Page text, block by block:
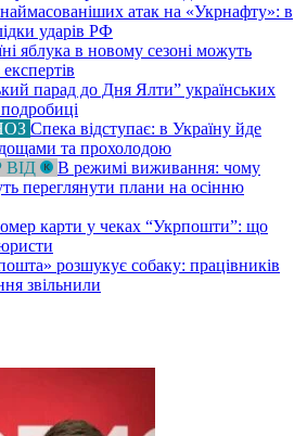
атак на «Укрнафту»: в
ударів РФ
яблука в новому сезоні можуть
парад до Дня Ялти” українських
Спека відступає: в Україну йде
та прохолодою
ВІД
В режимі виживання: чому
переглянути плани на осінню
карти у чеках “Укрпошти”: що
розшукує собаку: працівників
звільнили